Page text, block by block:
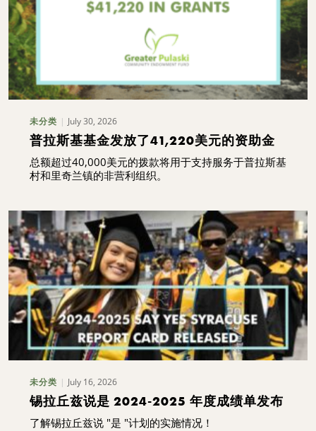
未分类 July 30, 2026
普拉斯基基金发放了41,220美元的资助金
总额超过40,000美元的拨款将用于支持服务于普拉斯基
村和里奇兰镇的非营利组织。
未分类 July 16, 2026
锡拉丘兹说是 2024-2025 年度成绩单发布
了解锡拉丘兹说 "是 "计划的实施情况！